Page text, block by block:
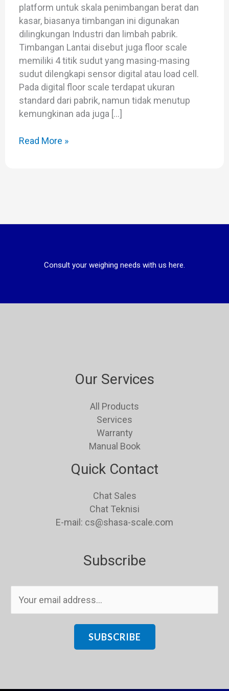
platform untuk skala penimbangan berat dan
kasar, biasanya timbangan ini digunakan
dilingkungan Industri dan limbah pabrik.
Timbangan Lantai disebut juga floor scale
memiliki 4 titik sudut yang masing-masing
sudut dilengkapi sensor digital atau load cell.
Pada digital floor scale terdapat ukuran
standard dari pabrik, namun tidak menutup
kemungkinan ada juga […]
Read More »
Consult your weighing needs with us here.
Our Services
All Products
Services
Warranty
Manual Book
Quick Contact
Chat Sales
Chat Teknisi
E-mail: cs@shasa-scale.com
Subscribe
SUBSCRIBE